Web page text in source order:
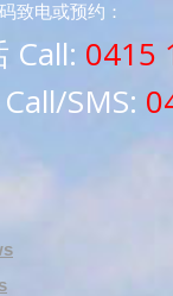
致电或预约：
Call: 0415
SMS: